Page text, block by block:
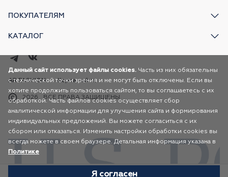
ПОКУПАТЕЛЯМ
КАТАЛОГ
2026 ВСЕ ПРАВА ЗАЩИЩЕНЫ
AR FASHION Карта сайта
Данный сайт использует файлы cookies. Часть из них обязательны
с технической точки зрения и не могут быть отключены. Если вы
хотите продолжить пользоваться сайтом, то вы соглашаетесь с их
обработкой. Часть файлов cookies осуществляет сбор
аналитической информации для улучшения сайта и формирования
индивидуальных предложений. Вы можете согласиться с их
сбором или отказаться. Изменить настройки обработки cookies вы
всегда можете в своем браузере. Детальная информация указана в
Политике
Я согласен